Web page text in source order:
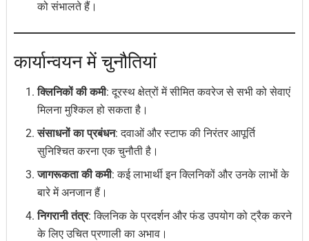
को संभालते हैं।
कार्यान्वयन में चुनौतियां
क्लिनिकों की कमी: दूरस्थ क्षेत्रों में सीमित कवरेज से सभी को सेवाएं
मिलना मुश्किल हो सकता है।
संसाधनों का प्रबंधन: दवाओं और स्टाफ की निरंतर आपूर्ति
सुनिश्चित करना एक चुनौती है।
जागरूकता की कमी: कई लाभार्थी इन क्लिनिकों और उनके लाभों के
बारे में अनजान हैं।
निगरानी तंत्र: क्लिनिक के प्रदर्शन और फंड उपयोग को ट्रैक करने
के लिए उचित प्रणाली का अभाव।